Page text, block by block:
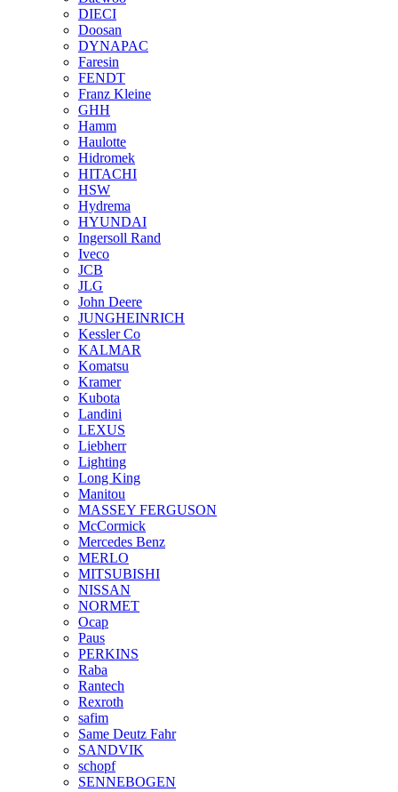
DIECI
Doosan
DYNAPAC
Faresin
FENDT
Franz Kleine
GHH
Hamm
Haulotte
Hidromek
HITACHI
HSW
Hydrema
HYUNDAI
Ingersoll Rand
Iveco
JCB
JLG
John Deere
JUNGHEINRICH
Kessler Co
KALMAR
Komatsu
Kramer
Kubota
Landini
LEXUS
Liebherr
Lighting
Long King
Manitou
MASSEY FERGUSON
McCormick
Mercedes Benz
MERLO
MITSUBISHI
NISSAN
NORMET
Ocap
Paus
PERKINS
Raba
Rantech
Rexroth
safim
Same Deutz Fahr
SANDVIK
schopf
SENNEBOGEN